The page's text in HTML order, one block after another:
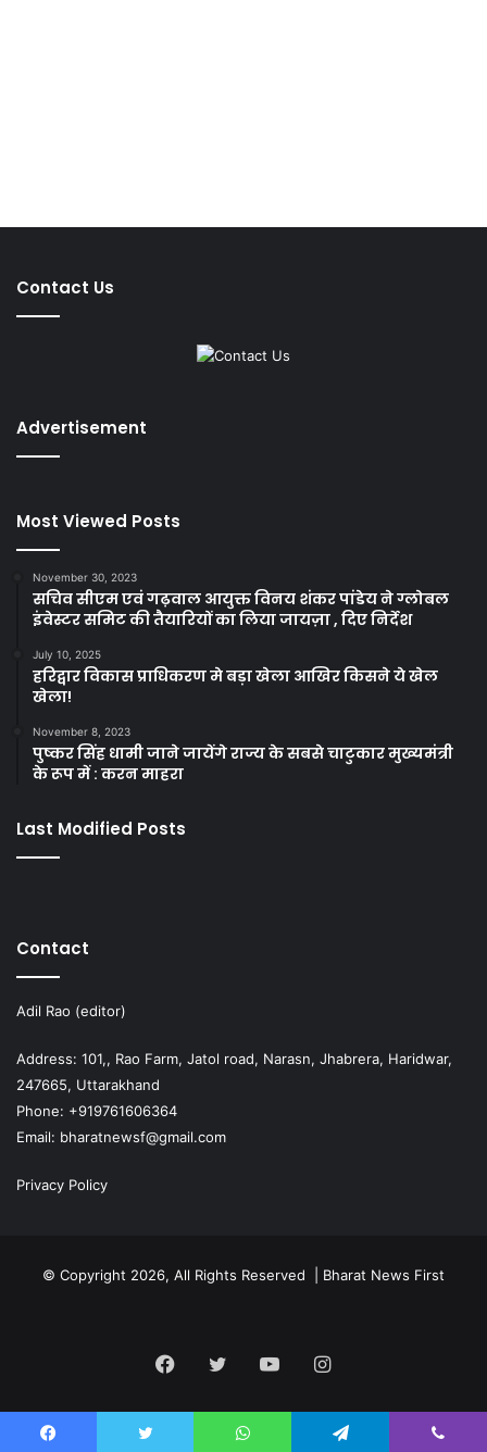
Contact Us
Advertisement
Most Viewed Posts
November 30, 2023
सचिव सीएम एवं गढ़वाल आयुक्त विनय शंकर पांडेय ने ग्लोबल
इंवेस्टर समिट की तैयारियों का लिया जायज़ा , दिए निर्देश
July 10, 2025
हरिद्वार विकास प्राधिकरण मे बड़ा खेला आखिर किसने ये खेल
खेला!
November 8, 2023
पुष्कर सिंह धामी जाने जायेंगे राज्य के सबसे चाटुकार मुख्यमंत्री
के रूप में : करन माहरा
Last Modified Posts
Contact
Adil Rao (editor)
Address: 101,, Rao Farm, Jatol road, Narasn, Jhabrera, Haridwar,
247665, Uttarakhand
Phone: +919761606364
Email: bharatnewsf@gmail.com
Privacy Policy
© Copyright 2026, All Rights Reserved | Bharat News First
Facebook
Twitter YouTubeInstagram